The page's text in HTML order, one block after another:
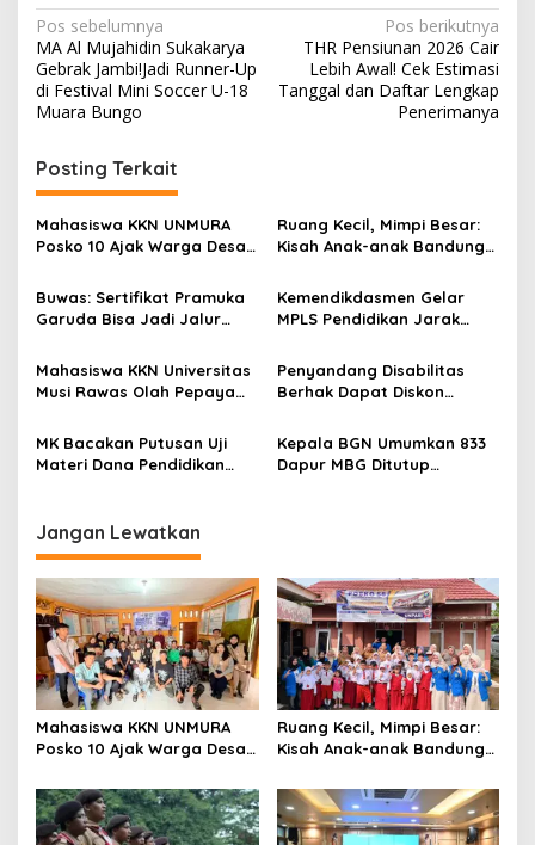
N
a
v
g
a
s
p
o
s
Pos sebelumnya
MA Al Mujahidin Sukakarya
Gebrak Jambi!Jadi Runner-Up
di Festival Mini Soccer U-18
Muara Bungo
Pos berikutnya
THR Pensiunan 2026 Cair
Lebih Awal! Cek Estimasi
Tanggal dan Daftar Lengkap
Penerimanya
Posting Terkait
Mahasiswa KKN UNMURA
Posko 10 Ajak Warga Desa
Digital
Ruang Kecil, Mimpi Besar:
Kisah Anak-anak Bandung
Lewat Literasi
Buwas: Sertifikat Pramuka
Garuda Bisa Jadi Jalur
dan Perguruan Tinggi
Kemendikdasmen Gelar
MPLS Pendidikan Jarak
Kemandirian Belajar
Mahasiswa KKN Universitas
Musi Rawas Olah Pepaya
Jual Tinggi, Dorong UMKM
Desa Air Satan
Penyandang Disabilitas
Berhak Dapat Diskon
Biaya Sekolah dan Kuliah
MK Bacakan Putusan Uji
Materi Dana Pendidikan
Implikasi Putusan
Kepala BGN Umumkan 833
Dapur MBG Ditutup
Jangan Lewatkan
Mahasiswa KKN UNMURA
Posko 10 Ajak Warga Desa
Digital
Ruang Kecil, Mimpi Besar:
Kisah Anak-anak Bandung
Lewat Literasi